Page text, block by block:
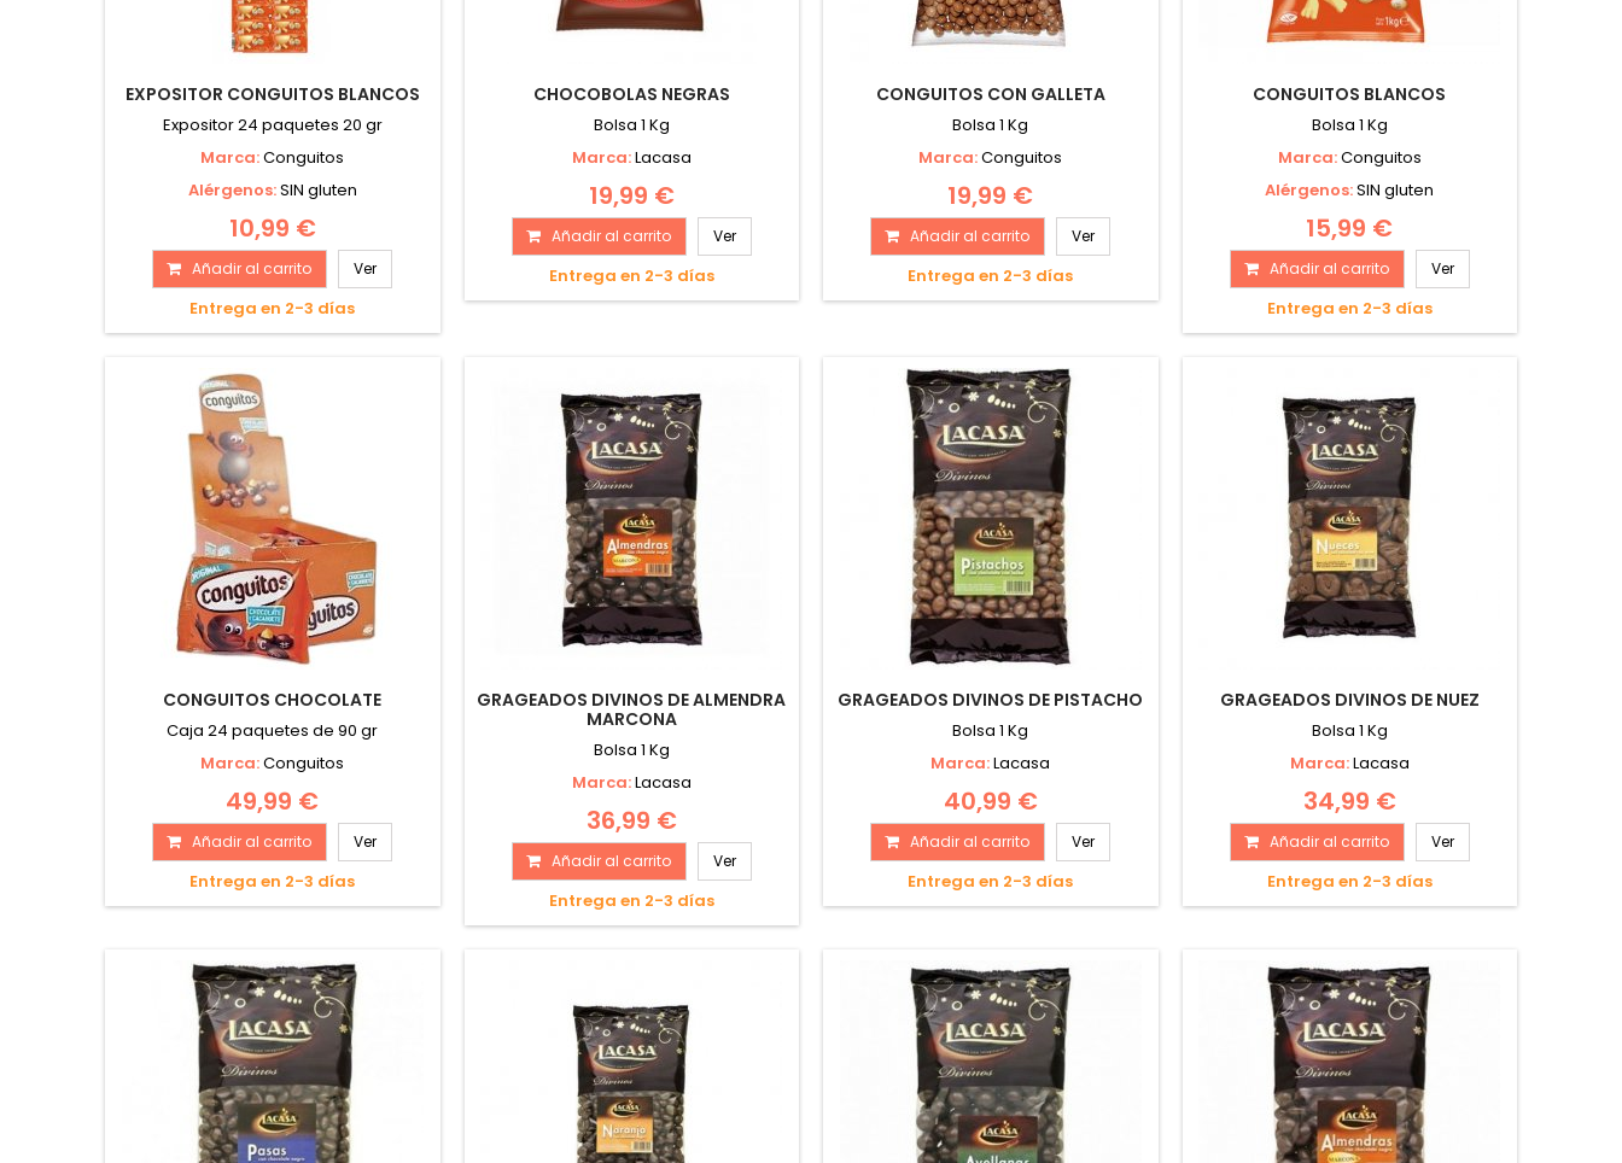
EXPOSITOR CONGUITOS BLANCOS
Expositor 24 paquetes 20 gr
Marca:Conguitos
Alérgenos:SIN gluten
10,99 €
Añadir al carrito Ver
Entrega en 2-3 días
CHOCOBOLAS NEGRAS
Bolsa 1 Kg
Marca:Lacasa
19,99 €
Añadir al carrito Ver
Entrega en 2-3 días
CONGUITOS CON GALLETA
Bolsa 1 Kg
Marca:Conguitos
19,99 €
Añadir al carrito Ver
Entrega en 2-3 días
CONGUITOS BLANCOS
Bolsa 1 Kg
Marca:Conguitos
Alérgenos:SIN gluten
15,99 €
Añadir al carrito Ver
Entrega en 2-3 días
CONGUITOS CHOCOLATE
Caja 24 paquetes de 90 gr
Marca:Conguitos
49,99 €
Añadir al carrito Ver
Entrega en 2-3 días
GRAGEADOS DIVINOS DE ALMENDRA
MARCONA
Bolsa 1 Kg
Marca:Lacasa
36,99 €
Añadir al carrito Ver
Entrega en 2-3 días
GRAGEADOS DIVINOS DE PISTACHO
Bolsa 1 Kg
Marca:Lacasa
40,99 €
Añadir al carrito Ver
Entrega en 2-3 días
GRAGEADOS DIVINOS DE NUEZ
Bolsa 1 Kg
Marca:Lacasa
34,99 €
Añadir al carrito Ver
Entrega en 2-3 días